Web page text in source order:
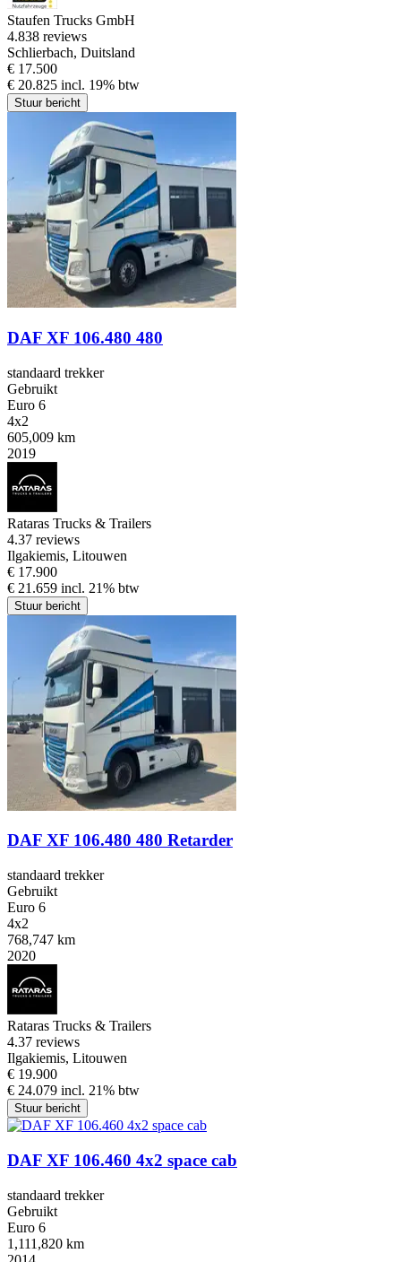
Staufen Trucks GmbH
4.838 reviews
Schlierbach, Duitsland
€ 17.500
€ 20.825 incl. 19% btw
Stuur bericht
DAF XF 106.480 480
standaard trekker
Gebruikt
Euro 6
4x2
605,009 km
2019
Rataras Trucks & Trailers
4.37 reviews
Ilgakiemis, Litouwen
€ 17.900
€ 21.659 incl. 21% btw
Stuur bericht
DAF XF 106.480 480 Retarder
standaard trekker
Gebruikt
Euro 6
4x2
768,747 km
2020
Rataras Trucks & Trailers
4.37 reviews
Ilgakiemis, Litouwen
€ 19.900
€ 24.079 incl. 21% btw
Stuur bericht
DAF XF 106.460 4x2 space cab
standaard trekker
Gebruikt
Euro 6
1,111,820 km